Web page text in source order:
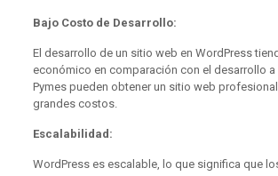
Bajo Costo de Desarrollo:
El desarrollo de un sitio web en WordPress
económico en comparación con el desarrollo a
Pymes pueden obtener un sitio web
grandes costos.
Escalabilidad:
WordPress es escalable, lo que significa que